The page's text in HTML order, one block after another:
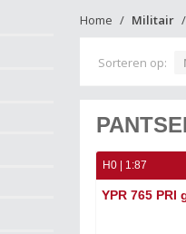
Home Militair
Sorteren op:
H0 | 1:87
YPR 765 PRI